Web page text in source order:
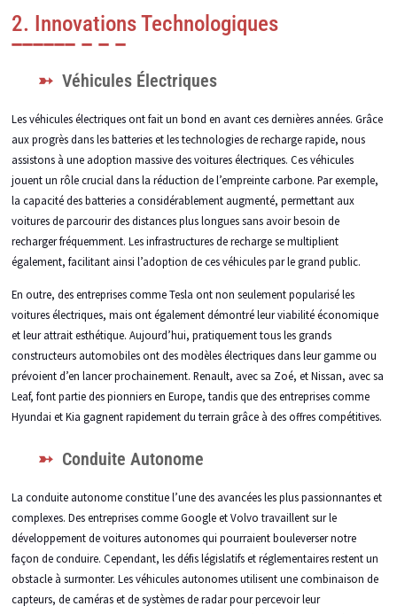
2. Innovations Technologiques
Véhicules Électriques
Les véhicules électriques ont fait un bond en avant ces dernières années. Grâce
aux progrès dans les batteries et les technologies de recharge rapide, nous
assistons à une adoption massive des voitures électriques. Ces véhicules
jouent un rôle crucial dans la réduction de l’empreinte carbone. Par exemple,
la capacité des batteries a considérablement augmenté, permettant aux
voitures de parcourir des distances plus longues sans avoir besoin de
recharger fréquemment. Les infrastructures de recharge se multiplient
également, facilitant ainsi l’adoption de ces véhicules par le grand public.
En outre, des entreprises comme Tesla ont non seulement popularisé les
voitures électriques, mais ont également démontré leur viabilité économique
et leur attrait esthétique. Aujourd’hui, pratiquement tous les grands
constructeurs automobiles ont des modèles électriques dans leur gamme ou
prévoient d’en lancer prochainement. Renault, avec sa Zoé, et Nissan, avec sa
Leaf, font partie des pionniers en Europe, tandis que des entreprises comme
Hyundai et Kia gagnent rapidement du terrain grâce à des offres compétitives.
Conduite Autonome
La conduite autonome constitue l’une des avancées les plus passionnantes et
complexes. Des entreprises comme Google et Volvo travaillent sur le
développement de voitures autonomes qui pourraient bouleverser notre
façon de conduire. Cependant, les défis législatifs et réglementaires restent un
obstacle à surmonter. Les véhicules autonomes utilisent une combinaison de
capteurs, de caméras et de systèmes de radar pour percevoir leur